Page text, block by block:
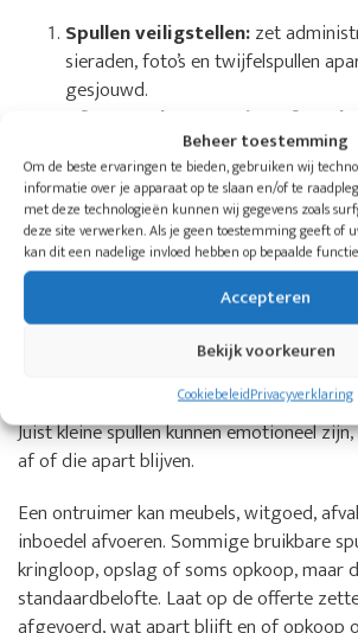
Beheer toestemming
Om de beste ervaringen te bieden, gebruiken wij
informatie over je apparaat op te slaan en/of te
met deze technologieën kunnen wij gegevens zoals
deze site verwerken. Als je geen toestemming geeft of
kan dit een nadelige invloed hebben op bepaalde
Accepteren
Bekijk voorkeuren
CookiebeleidPrivacyverklaring
Spullen veiligstellen:zet
sieraden, foto’s en twijfelspullen
gesjouwd.
Afvoer en bestemming afspreken:
ontruimer wat wordt afgevoerd,
opslag kan en welke ruimtes
Opleveren:laat vastleggen of de
en geveegd moet zijn, of ook
verkoopklaar opgeleverd moet
Wat gebeurt er met spullen en
Spullen hoeven niet allemaal op dezelfde
absoluut blijft, wat later bekeken wordt
Juist kleine spullen kunnen emotioneel
af of die apart blijven.
Een ontruimer kan meubels, witgoed,
inboedel afvoeren. Sommige bruikbare
kringloop, opslag of soms opkoop, maar
standaardbelofte. Laat op de offerte